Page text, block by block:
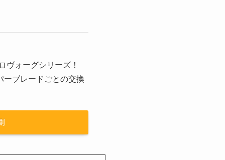
ヴォーグシリーズ！
ーブレードごとの交換